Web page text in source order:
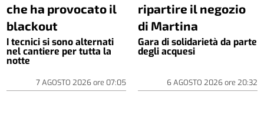
che ha provocato il
blackout
I tecnici si sono alternati
nel cantiere per tutta la
notte
7 AGOSTO 2026ore 07:05
ripartire il negozio
di Martina
Gara di solidarietà da parte
degli acquesi
6 AGOSTO 2026ore 20:32